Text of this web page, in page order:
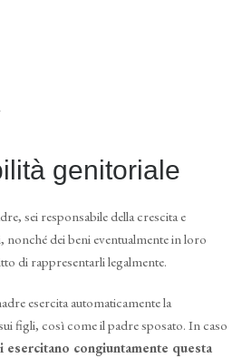
genitoriale
sei responsabile della crescita e
nonché dei beni eventualmente in loro
di rappresentarli legalmente.
esercita automaticamente la
figli, così come il padre sposato. In caso
esercitano congiuntamente questa